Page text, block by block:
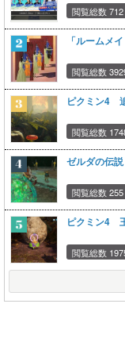
閲覧総数 712
「ルーム
閲覧総数
ピクミン4
閲覧総数
ゼルダの伝
閲覧総数 255
ピクミン4
閲覧総数